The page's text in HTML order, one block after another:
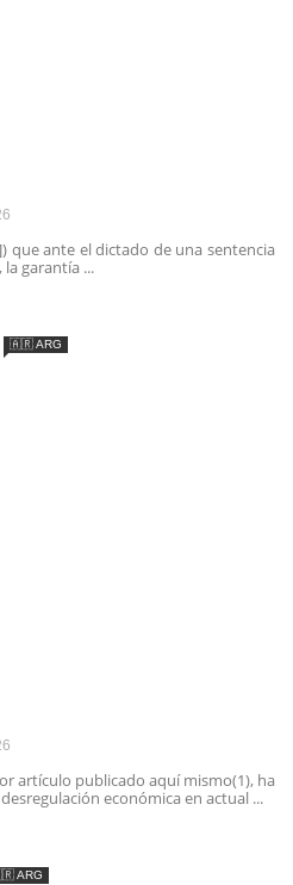
que ante el dictado de una sentencia
garantía ...
🇦🇷 ARG
artículo publicado aquí mismo(1), ha
económica en actual ...
ARG